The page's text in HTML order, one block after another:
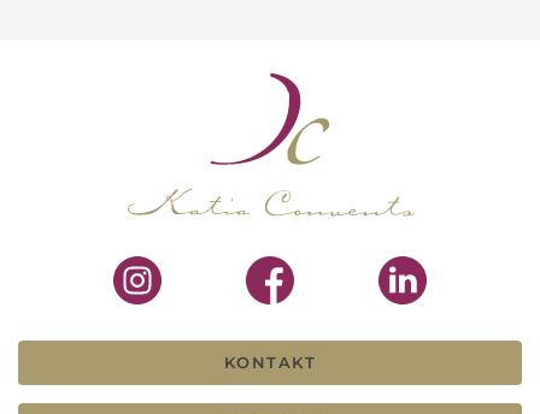
KONTAKT